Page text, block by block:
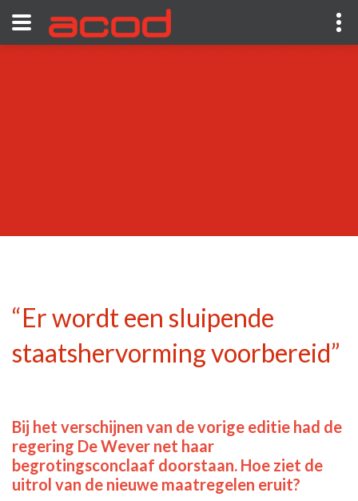
“Er wordt een sluipende
staatshervorming voorbereid”
Bij het verschijnen van de vorige editie had de
regering De Wever net haar
begrotingsconclaaf doorstaan. Hoe ziet de
uitrol van de nieuwe maatregelen eruit?